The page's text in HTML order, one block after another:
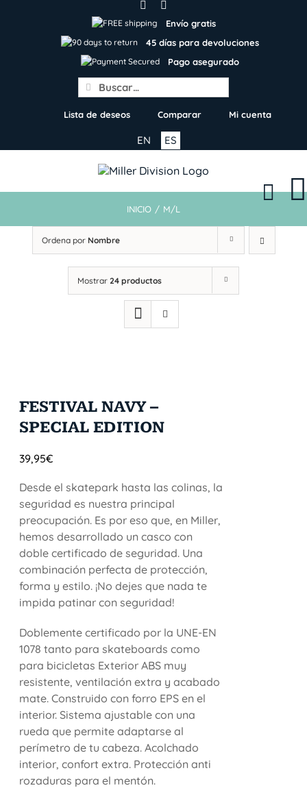
Envío gratis
45 días para devoluciones
Pago asegurado
Search
for:
Lista de deseos Comparar Mi cuenta
ES
EN
INICIO / M/L
Ordena por Nombre
Mostrar 24 productos
FESTIVAL NAVY –
SPECIAL EDITION
39,95€
Desde el skatepark hasta las colinas, la
seguridad es nuestra principal
preocupación. Es por eso que, en Miller,
hemos desarrollado un casco con
doble certificado de seguridad. Una
combinación perfecta de protección,
forma y estilo. ¡No dejes que nada te
impida patinar con seguridad!
Doblemente certificado por la UNE-EN
1078 tanto para skateboards como
para bicicletas Exterior ABS muy
resistente, ventilación extra y acabado
mate. Construido con forro EPS en el
interior. Sistema ajustable con una
rueda que permite adaptarse al
perímetro de tu cabeza. Acolchado
interior, confort extra. Protección anti
rozaduras para el mentón.